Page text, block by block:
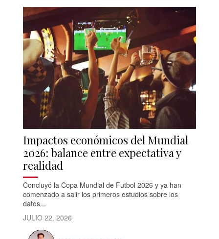
Impactos económicos del Mundial
2026: balance entre expectativa y
realidad
Concluyó la Copa Mundial de Futbol 2026 y ya han
comenzado a salir los primeros estudios sobre los
datos...
JULIO 22, 2026